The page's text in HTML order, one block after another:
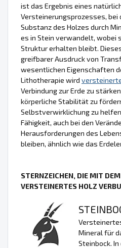
ist das Ergebnis eines
Versteinerungsprozesses, bei
Substanz des Holzes durch
es in Stein verwandelt, wobei
Struktur erhalten bleibt.
greifbarer Ausdruck von
wesentlichen Eigenschaften
Lithotherapie wird
Verbindung zur Erde zu
körperliche Stabilität zu
Selbstverwirklichung zu
Fähigkeit, auch bei den
Herausforderungen des
bleiben, ähnlich wie das
STERNZEICHEN, DIE MIT
VERSTEINERTES HOLZ
Mineral für
Steinbock.